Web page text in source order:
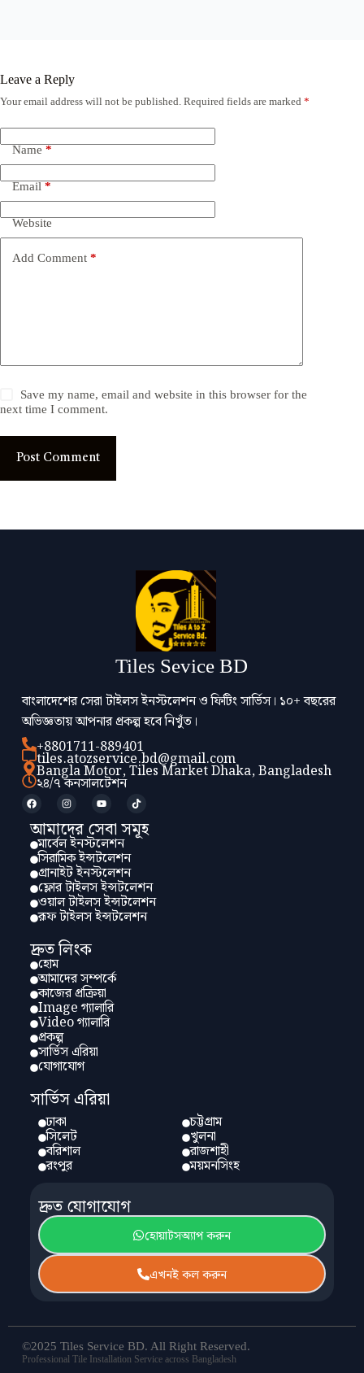
Leave a Reply
Your email address will not be published. Required fields are marked *
Name *
Email *
Website
Add Comment *
Save my name, email and website in this browser for the
next time I comment.
Post Comment
Tiles Sevice BD
বাংলাদেশের সেরা টাইলস ইনস্টলেশন ও ফিটিং সার্ভিস। ১০+ বছরের
অভিজ্ঞতায় আপনার প্রকল্প হবে নিখুঁত।
+8801711-889401
tiles.atozservice.bd@gmail.com
Bangla Motor, Tiles Market Dhaka, Bangladesh
২৪/৭ কনসালটেশন
আমাদের সেবা সমূহ
মার্বেল ইনস্টলেশন
সিরামিক ইন্সটলেশন
গ্রানাইট ইনস্টলেশন
ফ্লোর টাইলস ইন্সটলেশন
ওয়াল টাইলস ইন্সটলেশন
রূফ টাইলস ইন্সটলেশন
দ্রুত লিংক
হোম
আমাদের সম্পর্কে
কাজের প্রক্রিয়া
Image গ্যালারি
Video গ্যালারি
প্রকল্প
সার্ভিস এরিয়া
যোগাযোগ
সার্ভিস এরিয়া
ঢাকা চট্টগ্রাম
সিলেট খুলনা
বরিশাল রাজশাহী
রংপুর ময়মনসিংহ
দ্রুত যোগাযোগ
হোয়াটসঅ্যাপ করুন
এখনই কল করুন
©2025 Tiles Service BD. All Right Reserved.
Professional Tile Installation Service across Bangladesh